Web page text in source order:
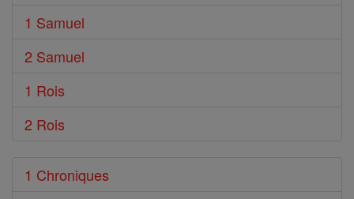
1 Samuel
2 Samuel
1 Rois
2 Rois
1 Chroniques